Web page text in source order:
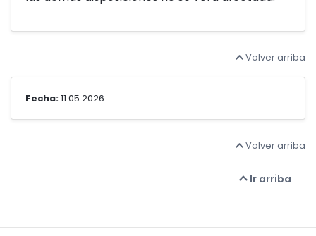
Volver arriba
Fecha: 11.05.2026
Volver arriba
Ir arriba